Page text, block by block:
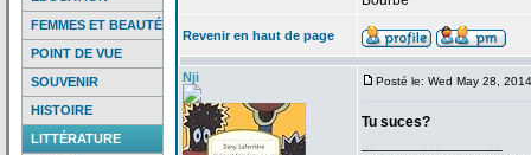
FEMMES ET BEAUTÉ
POINT DE VUE
SOUVENIR
HISTOIRE
LITTÉRATURE
Revenir en haut de page
Nji Posté le: Wed May 28,
Tu suces?